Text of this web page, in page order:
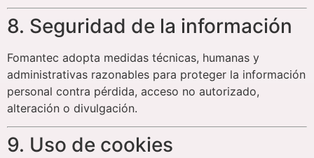
8. Seguridad de la información
Fomantec adopta medidas técnicas, humanas y
administrativas razonables para proteger la información
personal contra pérdida, acceso no autorizado,
alteración o divulgación.
9. Uso de cookies